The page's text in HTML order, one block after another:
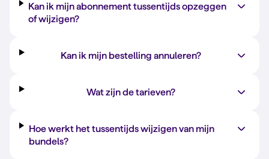
Kan ik mijn abonnement tussentijds opzeggen
of wijzigen?
Kan ik mijn bestelling annuleren?
Wat zijn de tarieven?
Hoe werkt het tussentijds wijzigen van mijn
bundels?